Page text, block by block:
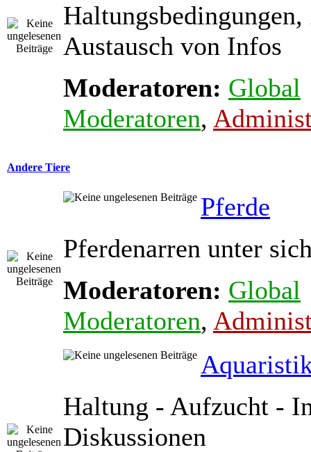
Austausch von Infos
Moderatoren: Global
Moderatoren,
Andere Tiere
Pferde
Pferdenarren unter
Moderatoren: Global
Moderatoren,
Haltung - Aufzucht -
Diskussionen